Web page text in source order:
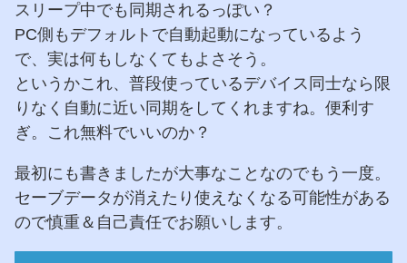
スリープ中でも同期されるっぽい？
PC側もデフォルトで自動起動になっているよう
で、実は何もしなくてもよさそう。
というかこれ、普段使っているデバイス同士なら限
りなく自動に近い同期をしてくれますね。便利す
ぎ。これ無料でいいのか？
最初にも書きましたが大事なことなのでもう一度。
セーブデータが消えたり使えなくなる可能性がある
ので慎重＆自己責任でお願いします。